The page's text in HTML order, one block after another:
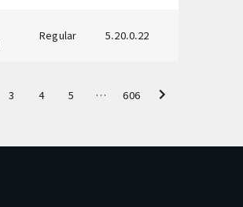
Regular 5.20.0.22
3 4 5 … 606